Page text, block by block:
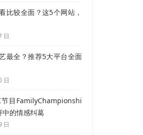
比较全面？这5个网站，
日
最全？推荐5大平台全面
日
目FamilyChampionshi
的情感纠葛
日